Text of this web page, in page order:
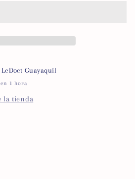
LeDoct Guayaquil
1 hora
la tienda